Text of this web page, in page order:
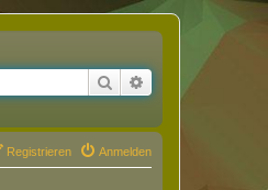
Suche Erweiterte Suche
Anmelden
Registrieren